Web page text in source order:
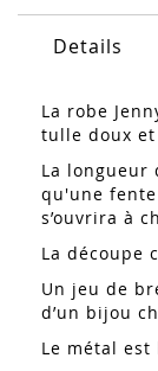
Details
La robe
tulle doux
La longueur
qu'une fente
s’ouvrira à
La découpe
Un jeu de
d’un bijou
Le métal